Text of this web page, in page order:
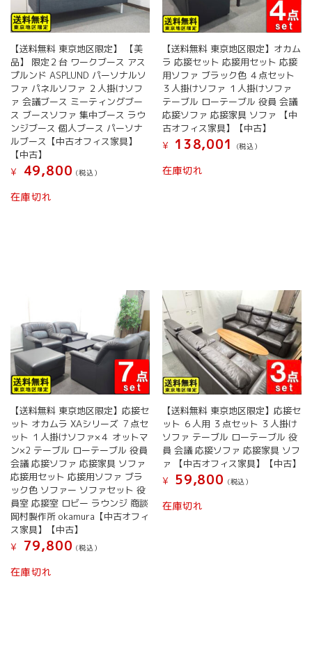
【送料無料 東京地区限定】 【美
品】 限定２台 ワークブース アス
プルンド ASPLUND パーソナルソ
ファ パネルソファ ２人掛けソフ
ァ 会議ブース ミーティングブー
ス ブースソファ 集中ブース ラウ
ンジブース 個人ブース パーソナ
ルブース【中古オフィス家具】
【中古】
¥
49,800 (税込）
在庫切れ
【送料無料 東京地区限定】オカム
ラ 応接セット 応接用セット 応接
用ソファ ブラック色 ４点セット
３人掛けソファ １人掛けソファ
テーブル ローテーブル 役員 会議
応接ソファ 応接家具 ソファ 【中
古オフィス家具】【中古】
¥
138,001 (税込）
在庫切れ
【送料無料 東京地区限定】応接セ
ット オカムラ XAシリーズ ７点セ
ット １人掛けソファ×４ オットマ
ン×2 テーブル ローテーブル 役員
会議 応接ソファ 応接家具 ソファ
応接用セット 応接用ソファ ブラ
ック色 ソファー ソファセット 役
員室 応接室 ロビー ラウンジ 商談
岡村製作所 okamura【中古オフィ
ス家具】【中古】
¥
79,800 (税込）
在庫切れ
【送料無料 東京地区限定】応接セ
ット ６人用 ３点セット ３人掛け
ソファ テーブル ローテーブル 役
員 会議 応接ソファ 応接家具 ソフ
ァ 【中古オフィス家具】【中古】
¥
59,800 (税込）
在庫切れ